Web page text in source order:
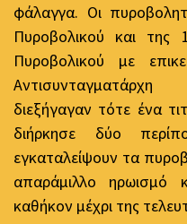
φάλαγγα. Οι
Πυροβολικού και της
Πυροβολικού με
διεξήγαγαν τότε ένα
διήρκησε δύο
εγκαταλείψουν τα
απαράμιλλο ηρωισμό
καθήκον μέχρι της